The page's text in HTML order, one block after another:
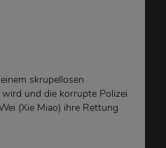
skrupellosen
und die korrupte Polizei
(Xie Miao) ihre Rettung